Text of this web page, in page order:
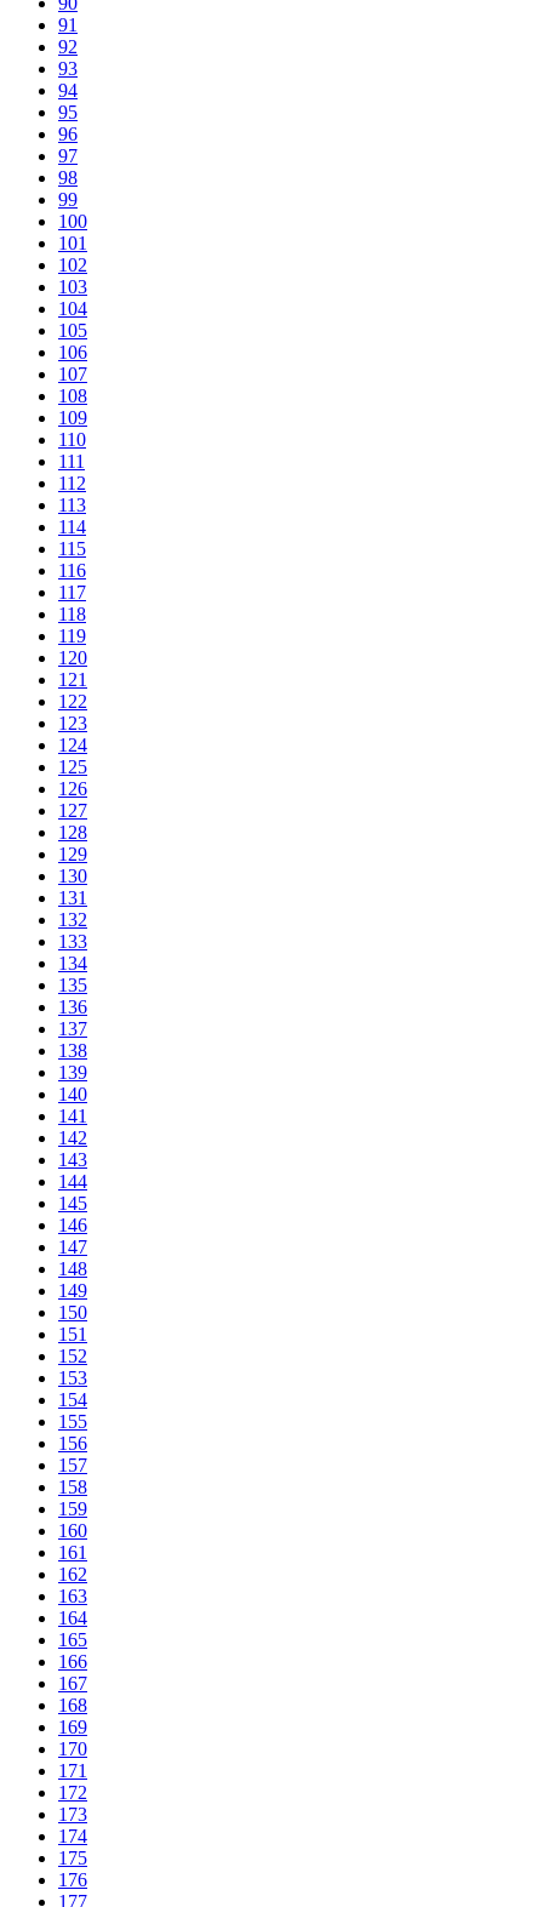
91
92
93
94
95
96
97
98
99
100
101
102
103
104
105
106
107
108
109
110
111
112
113
114
115
116
117
118
119
120
121
122
123
124
125
126
127
128
129
130
131
132
133
134
135
136
137
138
139
140
141
142
143
144
145
146
147
148
149
150
151
152
153
154
155
156
157
158
159
160
161
162
163
164
165
166
167
168
169
170
171
172
173
174
175
176
177